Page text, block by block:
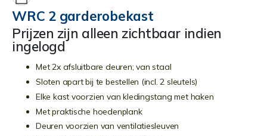
van
de
afbeeldingen-
gallerij
WRC 2 garderobekast
Prijzen zijn alleen zichtbaar indien
ingelogd
Met 2x afsluitbare deuren; van staal
Sloten apart bij te bestellen (incl. 2 sleutels)
Elke kast voorzien van kledingstang met haken
Met praktische hoedenplank
Deuren voorzien van ventilatiesleuven